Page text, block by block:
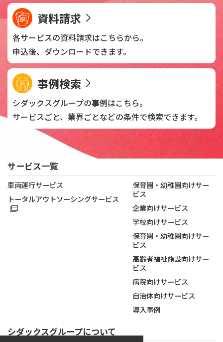
資料請求
各サービスの資料請求はこちらから。
申込後、 ダウンロードできます。
事例検索
シダックスグループの事例はこちら。
サービスごと、業界ごとなどの条件で検索できます。
サービス一覧
車両運行サービス
トータルアウトソーシングサービス
保育園・幼稚園向けサー
ビス
企業向けサービス
学校向けサービス
保育園・幼稚園向けサー
ビス
高齢者福祉施設向けサー
ビス
病院向けサービス
自治体向けサービス
導入事例
シダックスグループについて